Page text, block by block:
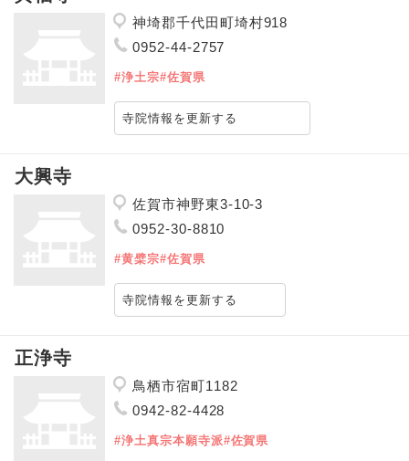
神埼郡千代田町埼村918
0952-44-2757
#浄土宗#佐賀県
寺院情報を更新する
大興寺
佐賀市神野東3-10-3
0952-30-8810
#黄檗宗#佐賀県
寺院情報を更新する
正浄寺
鳥栖市宿町1182
0942-82-4428
#浄土真宗本願寺派#佐賀県